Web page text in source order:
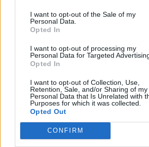
I want to opt-out of the Sale of my
Personal Data.
Opted In
I want to opt-out of processing my
Personal Data for Targeted
Opted In
I want to opt-out of Collection, Use,
Retention, Sale, and/or Sharing of my
Personal Data that Is Unrelated with
Purposes for which it was collected.
Opted Out
CONFIRM
Feira da Caça de Mértola realiza-se de 24 a
A XVII Feira da Caça de Mértola vai realizar-se
24 Julho, 2026 - 18:00